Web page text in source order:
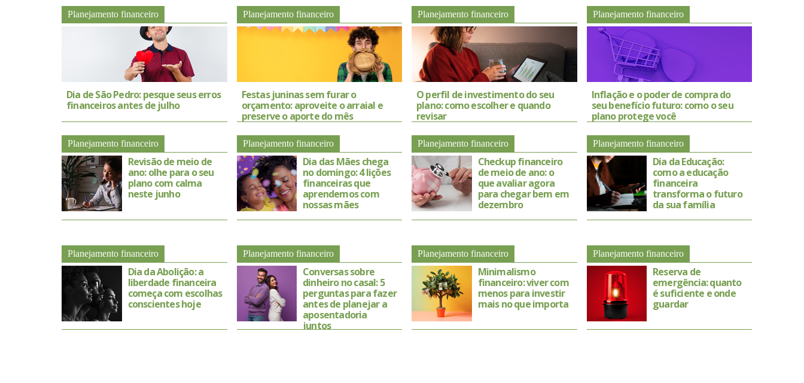
Planejamento financeiro
Dia de São Pedro: pesque seus erros
financeiros antes de julho
Planejamento financeiro
Festas juninas sem furar o
orçamento: aproveite o arraial e
preserve o aporte do mês
Planejamento financeiro
O perfil de investimento do seu
plano: como escolher e quando
revisar
Planejamento financeiro
Inflação e o poder de compra do
seu benefício futuro: como o seu
plano protege você
Planejamento financeiro
Revisão de meio de
ano: olhe para o seu
plano com calma
neste junho
Planejamento financeiro
Dia da Abolição: a
liberdade financeira
começa com escolhas
conscientes hoje
Planejamento financeiro
Dia das Mães chega
no domingo: 4 lições
financeiras que
aprendemos com
nossas mães
Planejamento financeiro
Conversas sobre
dinheiro no casal: 5
perguntas para fazer
antes de planejar a
aposentadoria
juntos
Planejamento financeiro
Checkup financeiro
de meio de ano: o
que avaliar agora
para chegar bem em
dezembro
Planejamento financeiro
Minimalismo
financeiro: viver com
menos para investir
mais no que importa
Planejamento financeiro
Dia da Educação:
como a educação
financeira
transforma o futuro
da sua família
Planejamento financeiro
Reserva de
emergência: quanto
é suficiente e onde
guardar